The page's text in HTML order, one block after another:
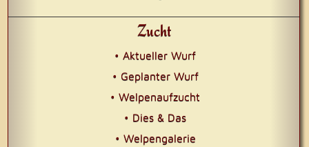
Zucht
• Aktueller Wurf
• Geplanter Wurf
• Welpenaufzucht
• Dies & Das
• Welpengalerie